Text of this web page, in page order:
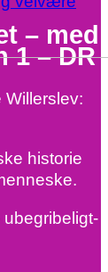
– med
1 – DR
Willerslev:
historie
ubegribeligt-